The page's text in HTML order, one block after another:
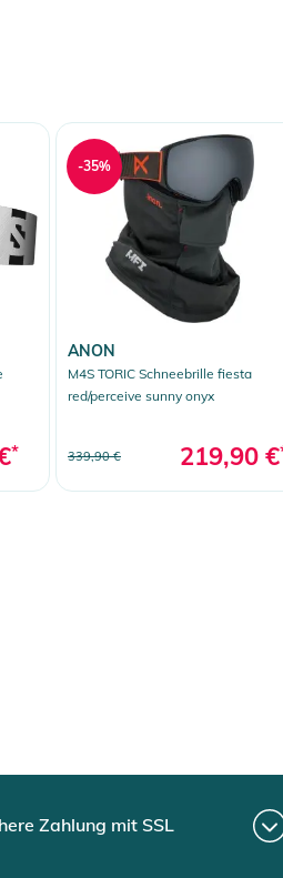
*
ANON
M4S TORIC Schneebrille fiesta
red/perceive sunny onyx
339,90 € 219,90 €
-35%
Zahlung mit SSL